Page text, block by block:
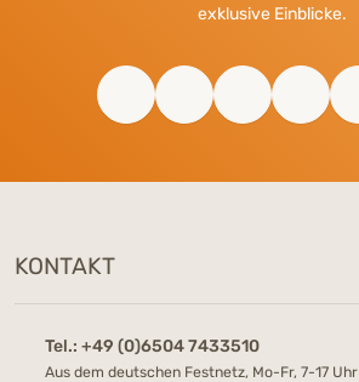
exklusive Einblicke.
KONTAKT
Tel.: +49 (0)6504 7433510
Aus dem deutschen Festnetz, Mo-Fr, 7-17 Uhr